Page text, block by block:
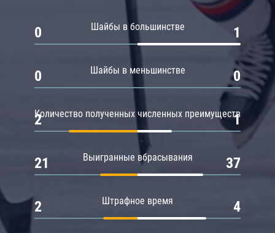
Шайбы в большинстве
0 1
Шайбы в меньшинстве
0 0
Количество полученных численных преимуществ
2 1
Выигранные вбрасывания
21 37
Штрафное время
2 4